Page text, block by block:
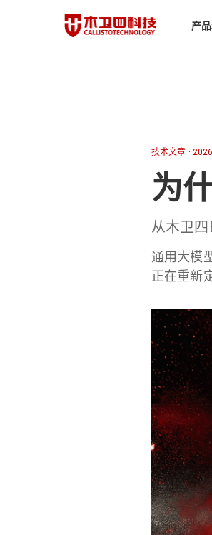
产
技术文章 ·
为
从木卫
通用大模
正在重新